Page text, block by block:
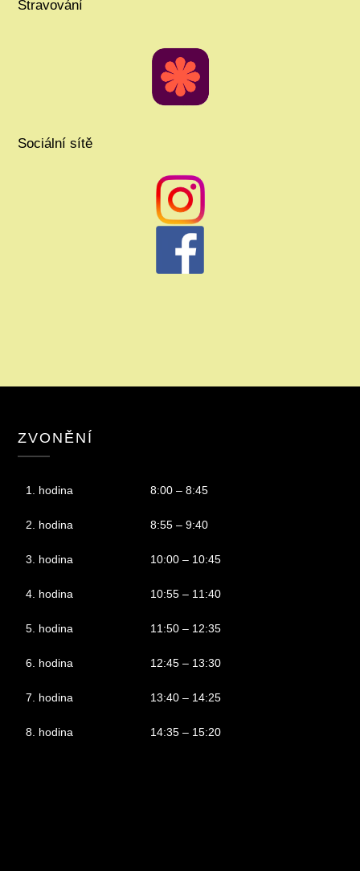
Stravování
Sociální sítě
ZVONĚNÍ
1. hodina 8:00 – 8:45
2. hodina 8:55 – 9:40
3. hodina 10:00 – 10:45
4. hodina 10:55 – 11:40
5. hodina 11:50 – 12:35
6. hodina 12:45 – 13:30
7. hodina 13:40 – 14:25
8. hodina 14:35 – 15:20